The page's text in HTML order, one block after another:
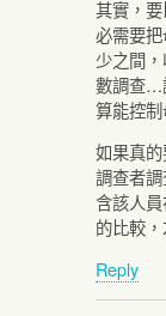
其實，
必需要
少之間
數調查…
算能控
如果真
調查者
含該人
的比較
Reply